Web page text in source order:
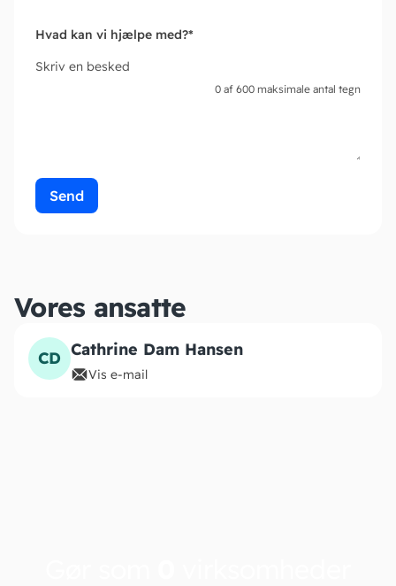
Hvad kan vi hjælpe med?*
Skriv en besked
0 af 600 maksimale antal tegn
Vores ansatte
CD Cathrine Dam Hansen
Vis e-mail